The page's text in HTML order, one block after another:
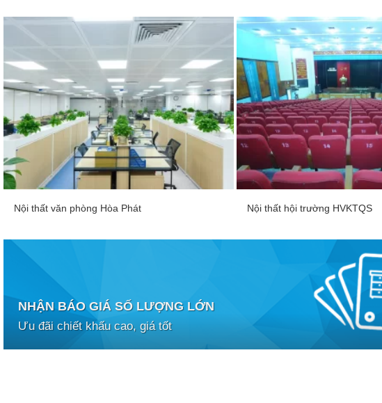
Nội thất văn phòng Hòa Phát Nội thất hội trường HVKTQS
NHẬN BÁO GIÁ SỐ LƯỢNG LỚN
Ưu đãi chiết khấu cao, giá tốt